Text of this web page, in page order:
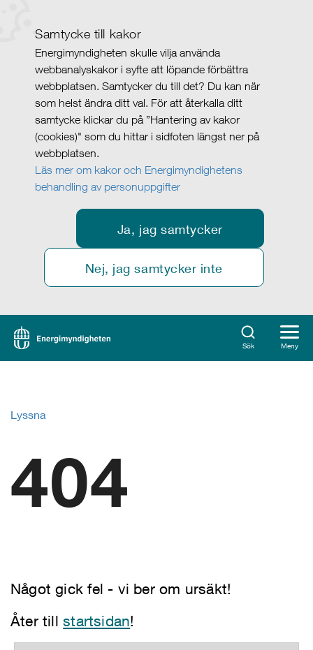
Samtycke till kakor
Energimyndigheten skulle vilja använda
webbanalyskakor i syfte att löpande förbättra
webbplatsen. Samtycker du till det? Du kan när
som helst ändra ditt val. För att återkalla ditt
samtycke klickar du på ”Hantering av kakor
(cookies)" som du hittar i sidfoten längst ner på
webbplatsen.
Läs mer om kakor och Energimyndighetens
behandling av personuppgifter
Ja, jag samtycker
Nej, jag samtycker inte
Sök Meny
Lyssna
404
Något gick fel - vi ber om ursäkt!
Åter tillstartsidan!